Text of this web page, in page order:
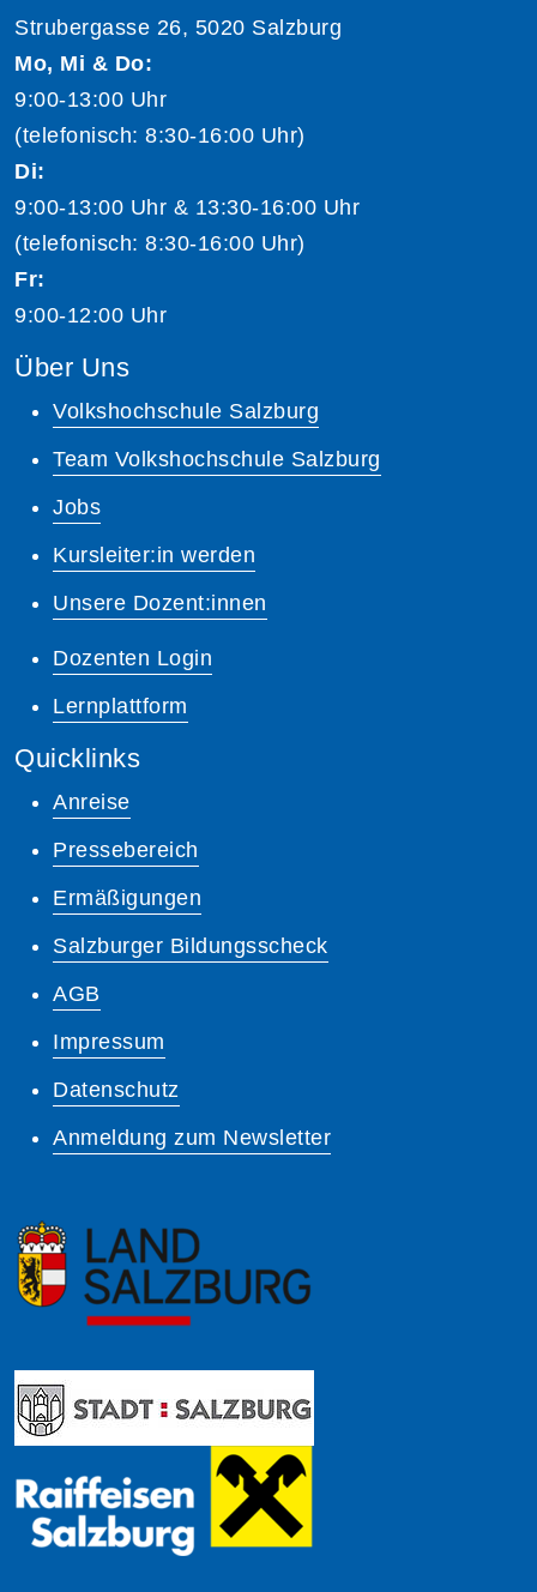
Strubergasse 26, 5020 Salzburg
Mo, Mi & Do:
9:00-13:00 Uhr
(telefonisch: 8:30-16:00 Uhr)
Di:
9:00-13:00 Uhr & 13:30-16:00 Uhr
(telefonisch: 8:30-16:00 Uhr)
Fr:
9:00-12:00 Uhr
Über Uns
Volkshochschule Salzburg
Team Volkshochschule Salzburg
Jobs
Kursleiter:in werden
Unsere Dozent:innen
Dozenten Login
Lernplattform
Quicklinks
Anreise
Pressebereich
Ermäßigungen
Salzburger Bildungsscheck
AGB
Impressum
Datenschutz
Anmeldung zum Newsletter